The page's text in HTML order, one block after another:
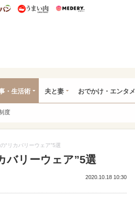
し うまいパン うまい肉
・生活術 夫と妻 おでかけ・エンタメ
度
“リカバリーウェア”5選
バリーウェア”5選
2020.10.18 10:30